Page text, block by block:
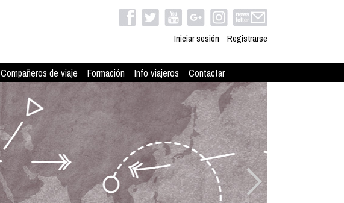
Iniciar sesión Registrarse
Compañeros de viaje Formación Info viajeros Contactar